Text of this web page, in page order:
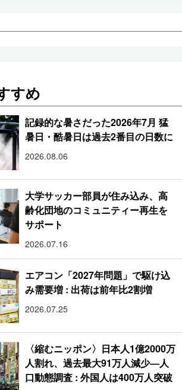
すめ
記録的な暑さだった2026年7月 猛
暑日・酷暑日は過去2番目の日数に
2026.08.06
大学サッカー部員が住み込み、高
齢化団地のコミュニティー再生を
サポート
2026.07.16
エアコン「2027年問題」で駆け込
み需要増 : 出荷は前年比2割増
2026.07.25
〈縮むニッポン〉日本人1億2000万
人割れ、過去最大91万人減少―人
口動態調査 : 外国人は400万人突破